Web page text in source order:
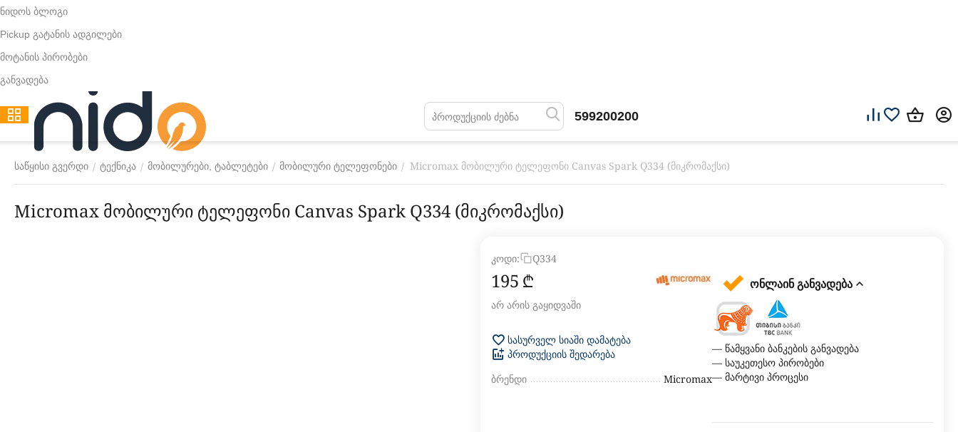
ნიდოს ბლოგი
Pickup გატანის ადგილები
მოტანის პირობები
განვადება
599200200
საწყისი გვერდი / ტექნიკა / მობილურები, ტაბლეტები / მობილური ტელეფონები / Micromax მობილური ტელეფონი Canvas Spark Q334 (მიკრომაქსი)
Micromax მობილური ტელეფონი Canvas Spark Q334 (მიკრომაქსი)
კოდი: Q334
‍195‍ ₾
არ არის გაყიდვაში
სასურველ სიაში დამატება
პროდუქციის შედარება
ბრენდი Micromax
ონლაინ განვადება
— წამყვანი ბანკების განვადება
— საუკეთესო პირობები
— მარტივი პროცესი